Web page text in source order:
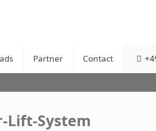
Partner Contact
Lift-System